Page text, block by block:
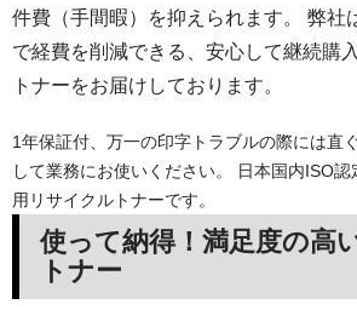
件費（手間暇）を抑えられます。 弊社
で経費を削減できる、安心して継続購
トナーをお届けしております。
1年保証付、万一の印字トラブルの際には直
して業務にお使いください。 日本国内ISO
用リサイクルトナーです。
使って納得！満足度の高
トナー